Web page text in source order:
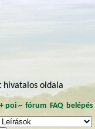
hivatalos oldala
+ poi~ fórum FAQ belépés